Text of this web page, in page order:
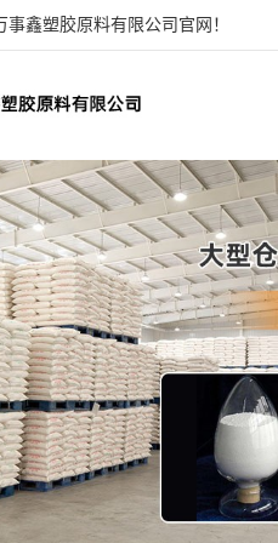
鑫塑胶原料有限公司官网！